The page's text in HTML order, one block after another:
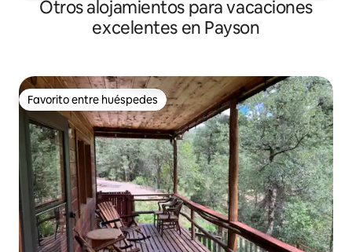
Otros alojamientos para vacaciones
excelentes en Payson
Favorito entre huéspedes
Favorito entre huéspedes